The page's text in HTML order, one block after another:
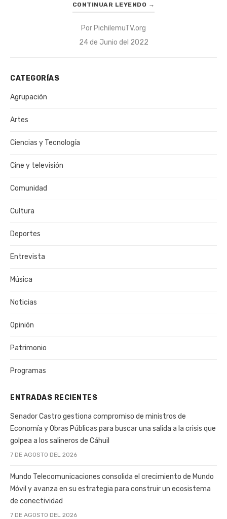
CONTINUAR LEYENDO →
Por PichilemuTV.org
Publicado
24 de Junio del 2022
CATEGORÍAS
Agrupación
Artes
Ciencias y Tecnología
Cine y televisión
Comunidad
Cultura
Deportes
Entrevista
Música
Noticias
Opinión
Patrimonio
Programas
ENTRADAS RECIENTES
Senador Castro gestiona compromiso de ministros de
Economía y Obras Públicas para buscar una salida a la crisis que
golpea a los salineros de Cáhuil
7 DE AGOSTO DEL 2026
Mundo Telecomunicaciones consolida el crecimiento de Mundo
Móvil y avanza en su estrategia para construir un ecosistema
de conectividad
7 DE AGOSTO DEL 2026